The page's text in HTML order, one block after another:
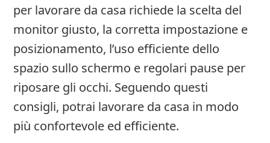
per lavorare da casa richiede la scelta del
monitor giusto, la corretta impostazione e
posizionamento, l’uso efficiente dello
spazio sullo schermo e regolari pause per
riposare gli occhi. Seguendo questi
consigli, potrai lavorare da casa in modo
più confortevole ed efficiente.